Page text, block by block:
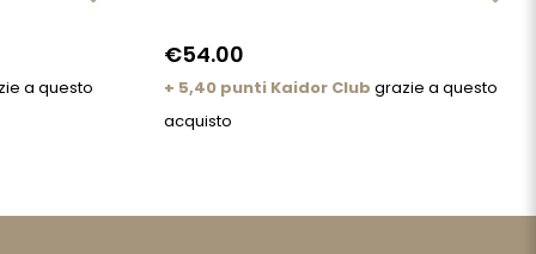
a questo
€54.00
+ 5,40 punti Kaidor Club grazie a questo
acquisto